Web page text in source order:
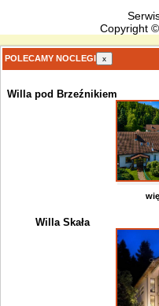
Copyright
POLECAMY NOCLEGI x
Willa pod Brzeźnikiem
Willa Skała